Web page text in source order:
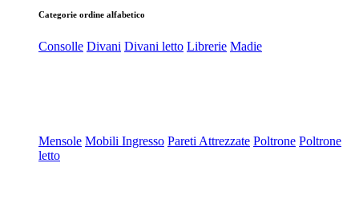
Categorie ordine alfabetico
Consolle Divani Divani letto Librerie Madie
Mensole Mobili Ingresso Pareti Attrezzate Poltrone Poltrone
letto